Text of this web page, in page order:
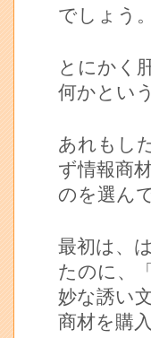
でしょう。
とにかく
何かとい
あれもし
ず情報商
のを選ん
最初は、
たのに、
妙な誘い
商材を購